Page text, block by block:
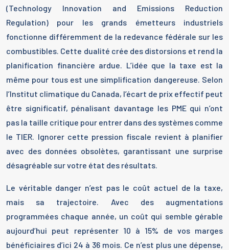
(Technology Innovation and Emissions Reduction
Regulation) pour les grands émetteurs industriels
fonctionne différemment de la redevance fédérale sur les
combustibles. Cette dualité crée des distorsions et rend la
planification financière ardue. L’idée que la taxe est la
même pour tous est une simplification dangereuse. Selon
l’Institut climatique du Canada, l’écart de prix effectif peut
être significatif, pénalisant davantage les PME qui n’ont
pas la taille critique pour entrer dans des systèmes comme
le TIER. Ignorer cette pression fiscale revient à planifier
avec des données obsolètes, garantissant une surprise
désagréable sur votre état des résultats.
Le véritable danger n’est pas le coût actuel de la taxe,
mais sa trajectoire. Avec des augmentations
programmées chaque année, un coût qui semble gérable
aujourd’hui peut représenter 10 à 15% de vos marges
bénéficiaires d’ici 24 à 36 mois. Ce n’est plus une dépense,